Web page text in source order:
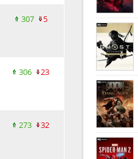
307 5
306 23
273 32